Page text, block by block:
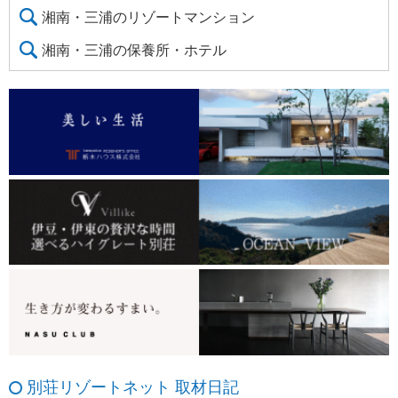
湘南・三浦のリゾートマンション
湘南・三浦の保養所・ホテル
別荘リゾートネット 取材日記